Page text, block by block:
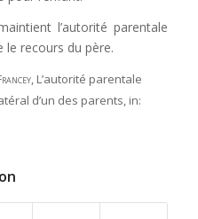
l’autorité parentale
le recours du père.
, L’autorité parentale
d’un des parents, in: